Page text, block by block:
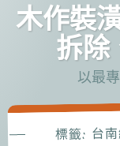
木作裝
拆除
以最
標籤: 台